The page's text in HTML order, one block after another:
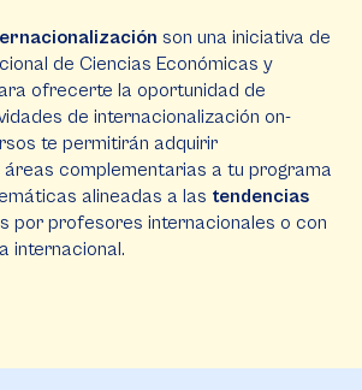
son una iniciativa de
de Ciencias Económicas y
ofrecerte la oportunidad de
de internacionalización on-
te permitirán adquirir
áreas complementarias a tu programa
alineadas a las tendencias
por profesores internacionales o con
internacional.